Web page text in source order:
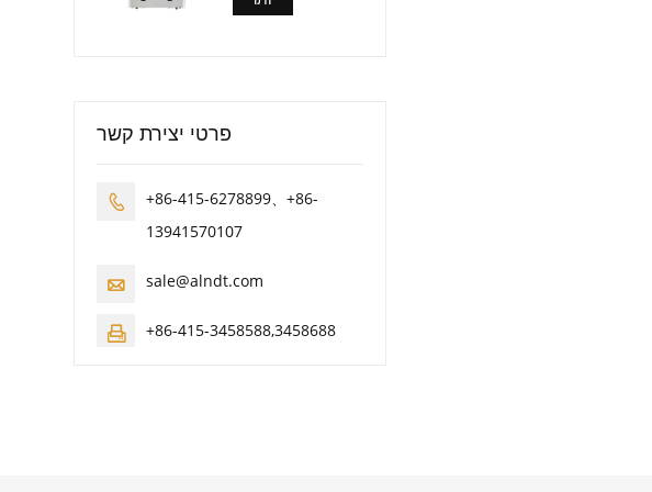
פרטי יצירת קשר

+86-415-6278899、+86-
13941570107
 sale@alndt.com
 +86-415-3458588,3458688